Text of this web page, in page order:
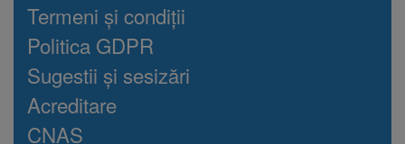
Termeni și condiții
Politica GDPR
Sugestii și sesizări
Acreditare
CNAS